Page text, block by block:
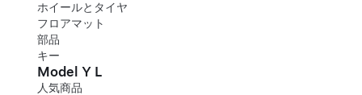
ホイールとタイヤ
フロアマット
部品
キー
Model Y L
人気商品